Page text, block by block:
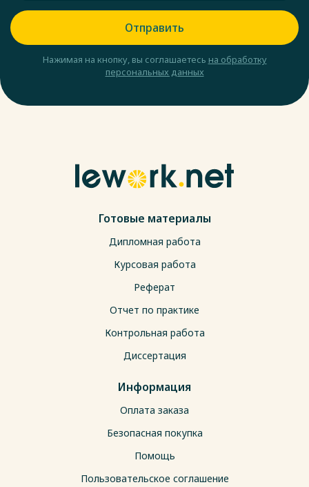
Отправить
Нажимая на кнопку, вы соглашаетесь на обработку
персональных данных
Готовые материалы
Дипломная работа
Курсовая работа
Реферат
Отчет по практике
Контрольная работа
Диссертация
Информация
Оплата заказа
Безопасная покупка
Помощь
Пользовательское соглашение